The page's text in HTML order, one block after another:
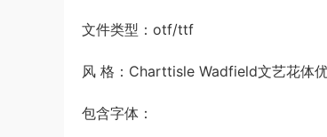
文件类型：otf/ttf
风 格：Charttisle Wadfield文艺花体
包含字体：